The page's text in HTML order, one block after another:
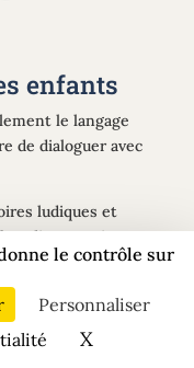
le contrôle sur
Personnaliser
XMasquer
enfants
le langage
de dialoguer avec
ludiques et
magiques,
les peurs, les
qui
de Calendly
pour réserver